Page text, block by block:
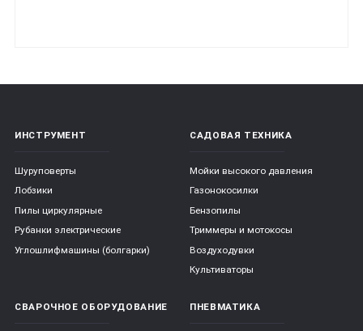
ИНСТРУМЕНТ
Шуруповерты
Лобзики
Пилы циркулярные
Рубанки электрические
Углошлифмашины (болгарки)
САДОВАЯ ТЕХНИКА
Мойки высокого давления
Газонокосилки
Бензопилы
Триммеры и мотокосы
Воздуходувки
Культиваторы
СВАРОЧНОЕ ОБОРУДОВАНИЕ ПНЕВМАТИКА